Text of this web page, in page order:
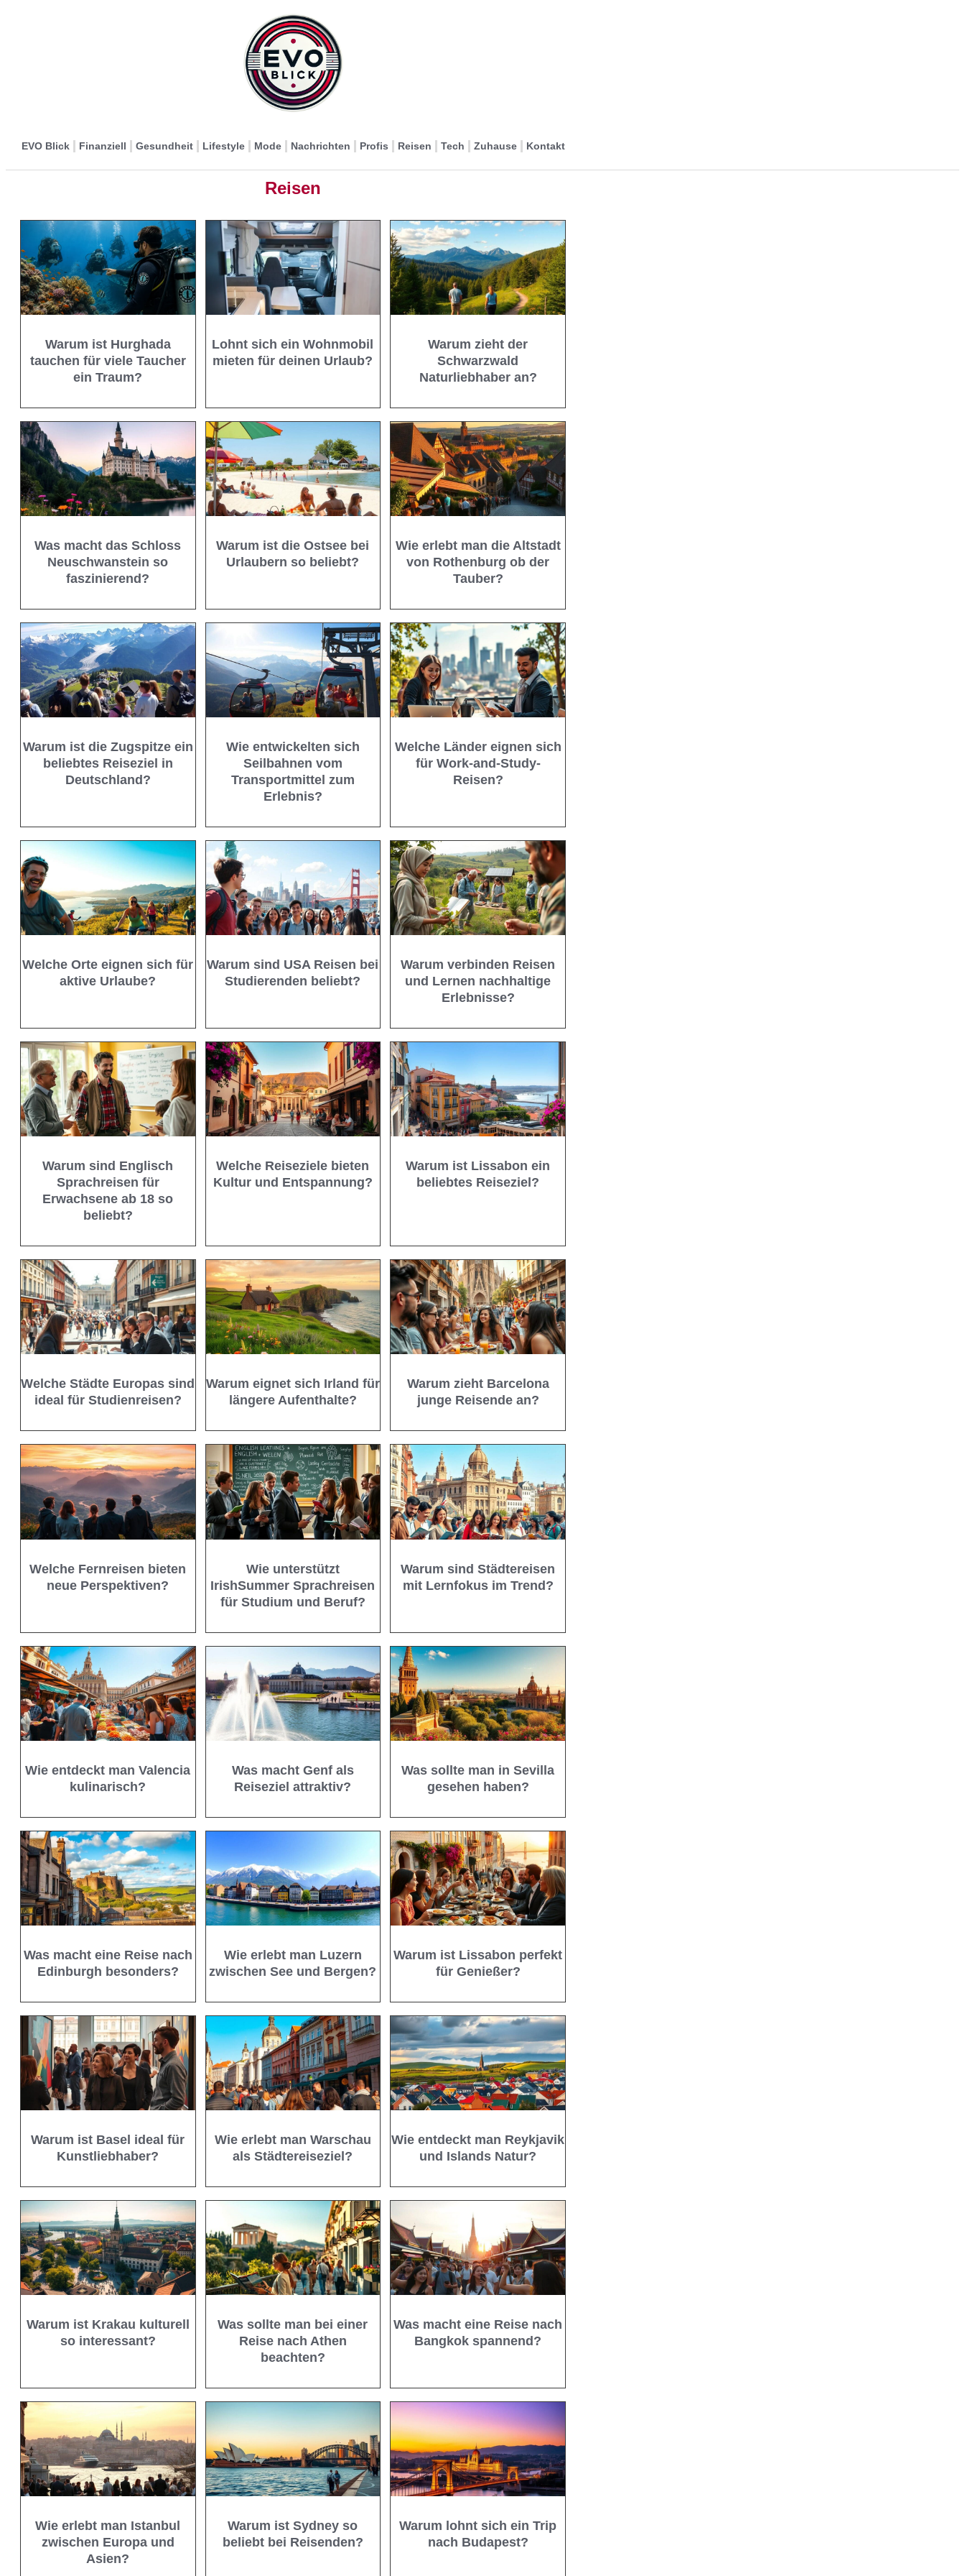
EVO Blick Finanziell Gesundheit Lifestyle Mode Nachrichten Profis Reisen Tech Zuhause Kontakt
Reisen
Warum ist Hurghada
tauchen für viele Taucher
ein Traum?
Lohnt sich ein Wohnmobil
mieten für deinen Urlaub?
Warum zieht der
Schwarzwald
Naturliebhaber an?
Was macht das Schloss
Neuschwanstein so
faszinierend?
Warum ist die Ostsee bei
Urlaubern so beliebt?
Wie erlebt man die Altstadt
von Rothenburg ob der
Tauber?
Warum ist die Zugspitze ein
beliebtes Reiseziel in
Deutschland?
Wie entwickelten sich
Seilbahnen vom
Transportmittel zum
Erlebnis?
Welche Länder eignen sich
für Work-and-Study-
Reisen?
Welche Orte eignen sich für
aktive Urlaube?
Warum sind USA Reisen bei
Studierenden beliebt?
Warum verbinden Reisen
und Lernen nachhaltige
Erlebnisse?
Warum sind Englisch
Sprachreisen für
Erwachsene ab 18 so
beliebt?
Welche Reiseziele bieten
Kultur und Entspannung?
Warum ist Lissabon ein
beliebtes Reiseziel?
Welche Städte Europas sind
ideal für Studienreisen?
Warum eignet sich Irland für
längere Aufenthalte?
Warum zieht Barcelona
junge Reisende an?
Welche Fernreisen bieten
neue Perspektiven?
Wie unterstützt
IrishSummer Sprachreisen
für Studium und Beruf?
Warum sind Städtereisen
mit Lernfokus im Trend?
Wie entdeckt man Valencia
kulinarisch?
Was macht Genf als
Reiseziel attraktiv?
Was sollte man in Sevilla
gesehen haben?
Was macht eine Reise nach
Edinburgh besonders?
Wie erlebt man Luzern
zwischen See und Bergen?
Warum ist Lissabon perfekt
für Genießer?
Warum ist Basel ideal für
Kunstliebhaber?
Wie erlebt man Warschau
als Städtereiseziel?
Wie entdeckt man Reykjavik
und Islands Natur?
Warum ist Krakau kulturell
so interessant?
Was sollte man bei einer
Reise nach Athen
beachten?
Was macht eine Reise nach
Bangkok spannend?
Wie erlebt man Istanbul
zwischen Europa und
Asien?
Warum ist Sydney so
beliebt bei Reisenden?
Warum lohnt sich ein Trip
nach Budapest?